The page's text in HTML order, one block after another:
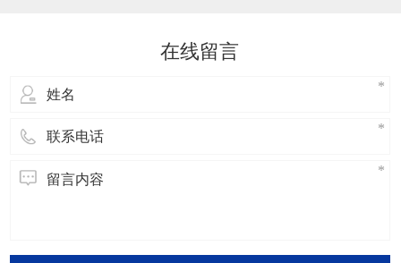
容，欢迎阅读！爱德华真空泵油的效
在线留言